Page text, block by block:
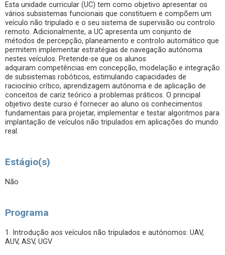
Esta unidade curricular (UC) tem como objetivo apresentar os
vários subsistemas funcionais que constituem e compõem um
veículo não tripulado e o seu sistema de supervisão ou controlo
remoto. Adicionalmente, a UC apresenta um conjunto de
métodos de percepção, planeamento e controlo automático que
permitem implementar estratégias de navegação autónoma
nestes veículos. Pretende-se que os alunos
adquiram competências em concepção, modelação e integração
de subsistemas robóticos, estimulando capacidades de
raciocínio crítico, aprendizagem autónoma e de aplicação de
conceitos de cariz teórico a problemas práticos. O principal
objetivo deste curso é fornecer ao aluno os conhecimentos
fundamentais para projetar, implementar e testar algoritmos para
implantação de veículos não tripulados em aplicações do mundo
real.
Estágio(s)
Não
Programa
1. Introdução aos veículos não tripulados e autónomos: UAV,
AUV, ASV, UGV